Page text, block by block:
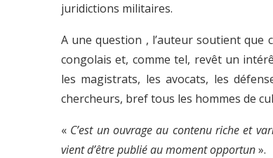
juridictions militaires.
A une question , l’auteur soutient que
congolais et, comme tel, revêt un
les magistrats, les avocats, les
chercheurs, bref tous les hommes de
« C’est un ouvrage au contenu riche et
vient d’être publié au moment opportun».